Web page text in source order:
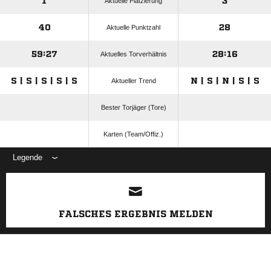
40 Aktuelle Punktzahl 28
59:27 Aktuelles Torverhältnis 28:16
S | S | S | S | S Aktueller Trend N | S | N | S | S
Bester Torjäger (Tore)
Karten (Team/Offiz.)
Legende
ANZEIGE
FALSCHES ERGEBNIS MELDEN